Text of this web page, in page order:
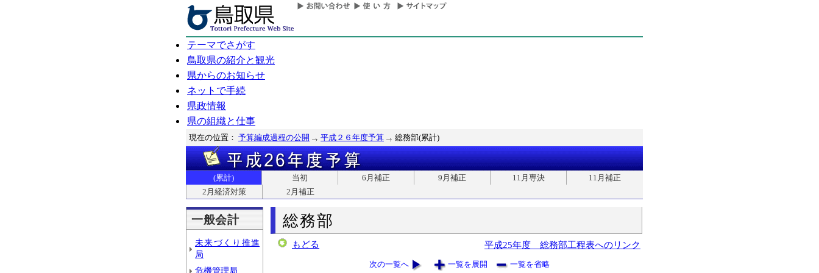
テーマでさがす
鳥取県の紹介と観光
県からのお知らせ
ネットで手続
県政情報
県の組織と仕事
現在の位置： 予算編成過程の公開 平成２６年度予算 総務部(累計)
(累計) 当初 6月補正 9月補正 11月専決
11月補正
2月経済対策
2月補正
一般会計
未来づくり推進
局
危機管理局
総務部
もどる 平成25年度 総務部工程表へのリンク
次の一覧へ 一覧を展開 一覧を省略